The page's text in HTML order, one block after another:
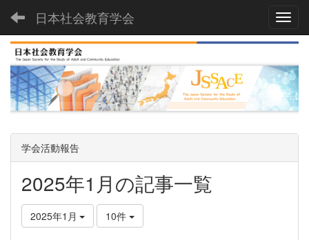
日本社会教育学会
学会活動報告
2025年1月の記事一覧
2025年1月 10件